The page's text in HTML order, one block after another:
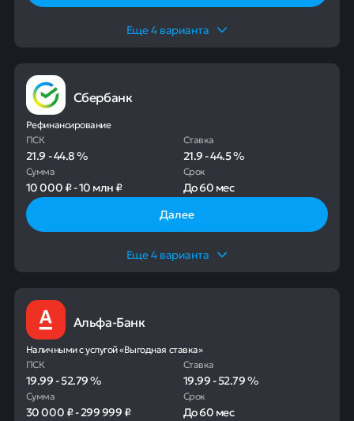
Еще4 варианта
Сбербанк
Рефинансирование
ПСК
21.9-44.8%
Ставка
21.9-44.5%
Сумма
10 000 ₽-10 млн ₽
Срок
До60 мес
Далее
Еще4 варианта
Альфа-Банк
Наличными с услугой «Выгодная ставка»
ПСК
19.99-52.79%
Ставка
19.99-52.79%
Сумма
30 000 ₽-299 999 ₽
Срок
До60 мес